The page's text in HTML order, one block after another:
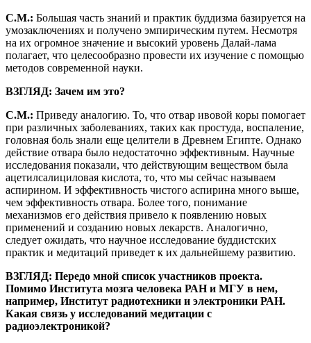
С.М.: Большая часть знаний и практик буддизма базируется на
умозаключениях и получено эмпирическим путем. Несмотря
на их огромное значение и высокий уровень Далай-лама
полагает, что целесообразно провести их изучение с помощью
методов современной науки.
ВЗГЛЯД: Зачем им это?
С.М.: Приведу аналогию. То, что отвар ивовой коры помогает
при различных заболеваниях, таких как простуда, воспаление,
головная боль знали еще целители в Древнем Египте. Однако
действие отвара было недостаточно эффективным. Научные
исследования показали, что действующим веществом была
ацетилсалициловая кислота, то, что мы сейчас называем
аспирином. И эффективность чистого аспирина много выше,
чем эффективность отвара. Более того, понимание
механизмов его действия привело к появлению новых
применений и созданию новых лекарств. Аналогично,
следует ожидать, что научное исследование буддистских
практик и медитаций приведет к их дальнейшему развитию.
ВЗГЛЯД: Передо мной список участников проекта.
Помимо Института мозга человека РАН и МГУ в нем,
например, Институт радиотехники и электроники РАН.
Какая связь у исследований медитации с
радиоэлектроникой?